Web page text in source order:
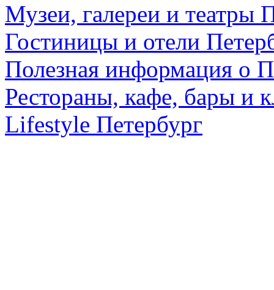
Музеи, галереи и театры
Гостиницы и отели
Полезная информация о
Рестораны, кафе, бары и
Lifestyle Петербург